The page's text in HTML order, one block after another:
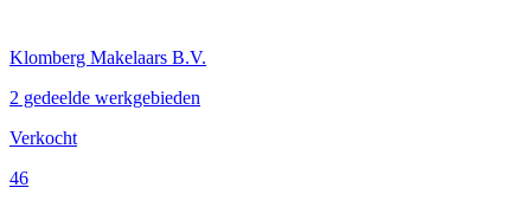
Klomberg Makelaars B.V.
2 gedeelde werkgebieden
Verkocht
46